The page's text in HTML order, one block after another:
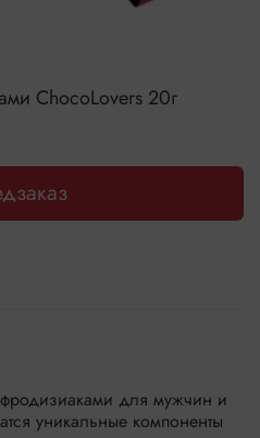
ChocoLovers 20г
для мужчин и
уникальные компоненты